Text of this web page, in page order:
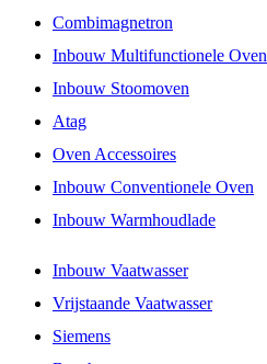
Combimagnetron
Inbouw Multifunctionele Oven
Inbouw Stoomoven
Atag
Oven Accessoires
Inbouw Conventionele Oven
Inbouw Warmhoudlade
Inbouw Vaatwasser
Vrijstaande Vaatwasser
Siemens